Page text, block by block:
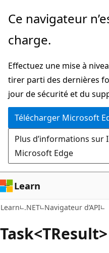
Passer
directement
au
principal
Passer
la
dans
la
page
Ce navigateur
charge.
Effectuez une mise à
tirer parti des dernières
jour de sécurité et du
Télécharger Microsoft
Plus d’informations sur
Microsoft Edge
Learn
Learn .NET Navigateur d’API